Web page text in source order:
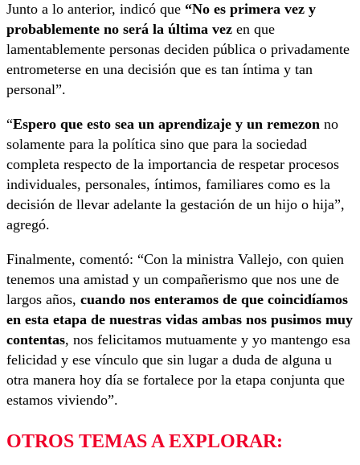
Junto a lo anterior, indicó que “No es primera vez y
probablemente no será la última vez en que
lamentablemente personas deciden pública o privadamente
entrometerse en una decisión que es tan íntima y tan
personal”.
“Espero que esto sea un aprendizaje y un remezon no
solamente para la política sino que para la sociedad
completa respecto de la importancia de respetar procesos
individuales, personales, íntimos, familiares como es la
decisión de llevar adelante la gestación de un hijo o hija”,
agregó.
Finalmente, comentó: “Con la ministra Vallejo, con quien
tenemos una amistad y un compañerismo que nos une de
largos años, cuando nos enteramos de que coincidíamos
en esta etapa de nuestras vidas ambas nos pusimos muy
contentas, nos felicitamos mutuamente y yo mantengo esa
felicidad y ese vínculo que sin lugar a duda de alguna u
otra manera hoy día se fortalece por la etapa conjunta que
estamos viviendo”.
OTROS TEMAS A EXPLORAR: